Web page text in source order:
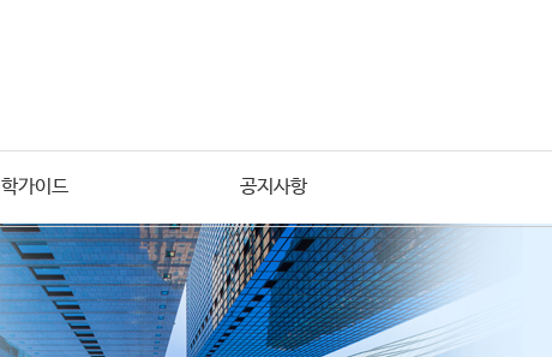
가이드 공지사항